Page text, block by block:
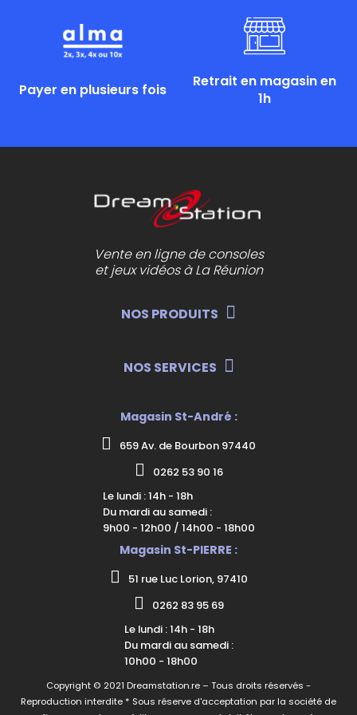
Payer en plusieurs fois
Retrait en magasin en
1h
Vente en ligne de consoles
et jeux vidéos à La Réunion
NOS PRODUITS
NOS SERVICES
Magasin St-André :
659 Av. de Bourbon 97440
0262 53 90 16
Le lundi : 14h - 18h
Du mardi au samedi :
9h00 - 12h00 / 14h00 - 18h00
Magasin St-PIERRE :
51 rue Luc Lorion, 97410
0262 83 95 69
Le lundi : 14h - 18h
Du mardi au samedi :
10h00 - 18h00
Copyright © 2021 Dreamstation.re – Tous droits réservés -
Reproduction interdite * Sous réserve d'acceptation par la société de